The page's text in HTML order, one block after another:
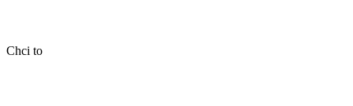
Chci to